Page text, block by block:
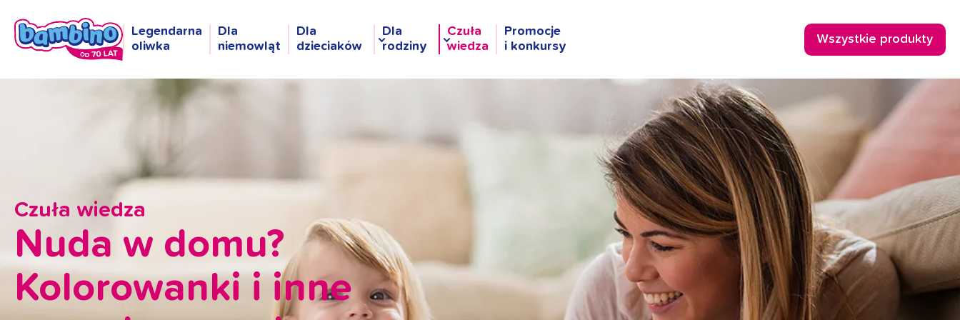
Legendarna
oliwka
Dla
niemowląt
Dla
dzieciaków
Dla
rodziny
Czuła
wiedza
Promocje
i konkursy
Czuła wiedza
Nuda w domu?
Kolorowanki i inne